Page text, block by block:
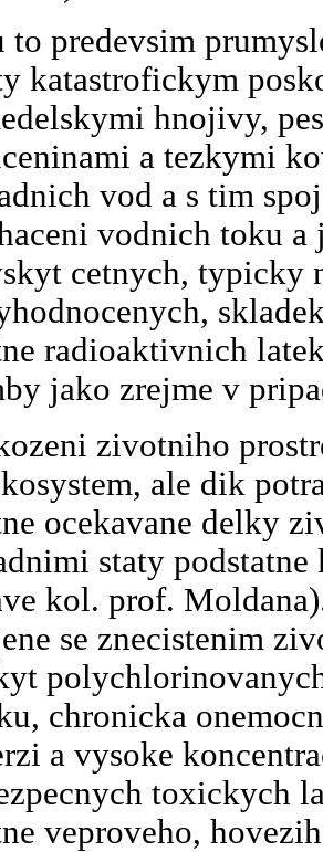
to predevsim
katastrofickym
hnojivy,
a tezkymi
vod a s tim
vodnich toku
cetnych, typicky
radioaktivnich
jako zrejme v
zivotniho
ale dik
ocekavane delky
staty
kol. prof.
se znecistenim
chronicka
a vysoke
toxickych
veproveho,